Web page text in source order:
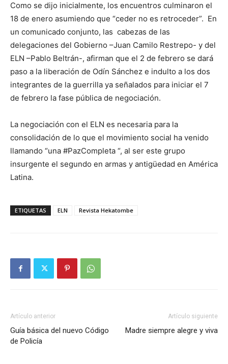
Como se dijo inicialmente, los encuentros culminaron el
18 de enero asumiendo que “ceder no es retroceder”. En
un comunicado conjunto, las cabezas de las
delegaciones del Gobierno –Juan Camilo Restrepo- y del
ELN –Pablo Beltrán-, afirman que el 2 de febrero se dará
paso a la liberación de Odín Sánchez e indulto a los dos
integrantes de la guerrilla ya señalados para iniciar el 7
de febrero la fase pública de negociación.
La negociación con el ELN es necesaria para la
consolidación de lo que el movimiento social ha venido
llamando “una #PazCompleta “, al ser este grupo
insurgente el segundo en armas y antigüedad en América
Latina.
ETIQUETAS ELN Revista Hekatombe
Artículo anterior
Guía básica del nuevo Código
de Policía
Artículo siguiente
Madre siempre alegre y viva